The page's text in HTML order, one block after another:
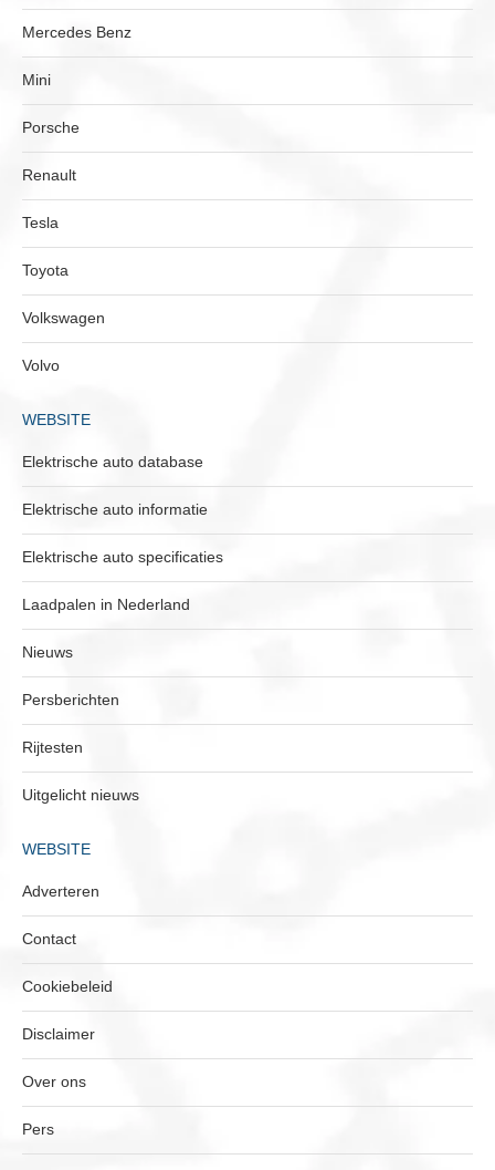
Mercedes Benz
Mini
Porsche
Renault
Tesla
Toyota
Volkswagen
Volvo
WEBSITE
Elektrische auto database
Elektrische auto informatie
Elektrische auto specificaties
Laadpalen in Nederland
Nieuws
Persberichten
Rijtesten
Uitgelicht nieuws
WEBSITE
Adverteren
Contact
Cookiebeleid
Disclaimer
Over ons
Pers